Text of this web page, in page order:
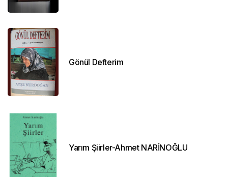
Gönül Defterim
Yarım Şiirler-Ahmet NARİNOĞLU